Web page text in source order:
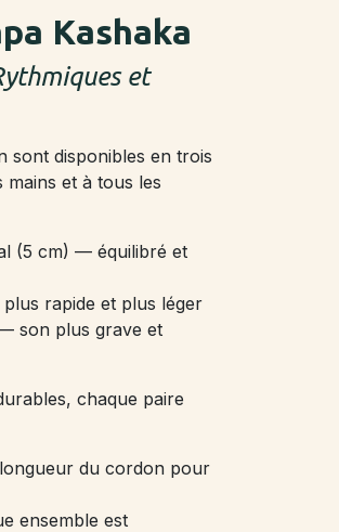
Kashaka
et
sont disponibles en trois
et à tous les
(5 cm) — équilibré et
rapide et plus léger
son plus grave et
chaque paire
du cordon pour
ensemble est